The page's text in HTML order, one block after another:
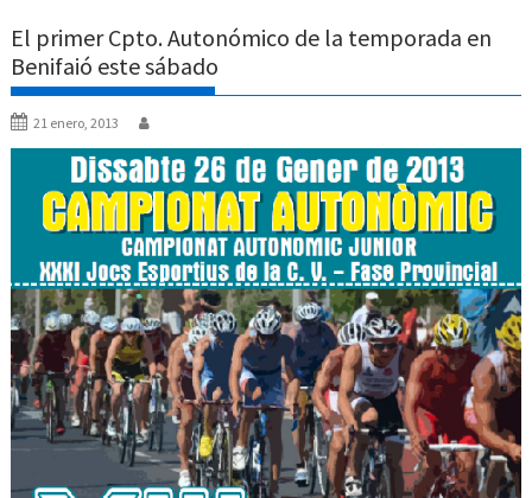
El primer Cpto. Autonómico de la temporada en
Benifaió este sábado
21 enero, 2013